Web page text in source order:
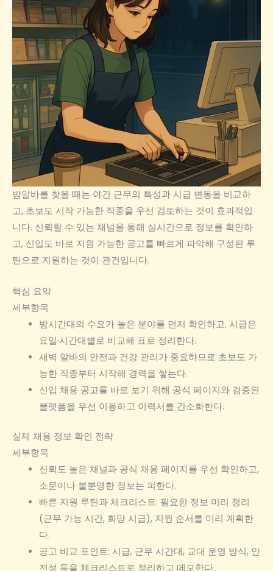
밤알바를 찾을 때는 야간 근무의 특성과 시급 변동을 비교하
고, 초보도 시작 가능한 직종을 우선 검토하는 것이 효과적입
니다. 신뢰할 수 있는 채널을 통해 실시간으로 정보를 확인하
고, 신입도 바로 지원 가능한 공고를 빠르게 파악해 구성된 루
틴으로 지원하는 것이 관건입니다.
핵심 요약
세부항목
밤시간대의 수요가 높은 분야를 먼저 확인하고, 시급은
요일·시간대별로 비교해 표로 정리한다.
새벽 알바의 안전과 건강 관리가 중요하므로 초보도 가
능한 직종부터 시작해 경력을 쌓는다.
신입 채용 공고를 바로 보기 위해 공식 페이지와 검증된
플랫폼을 우선 이용하고 이력서를 간소화한다.
실제 채용 정보 확인 전략
세부항목
신뢰도 높은 채널과 공식 채용 페이지를 우선 확인하고,
소문이나 불분명한 정보는 피한다.
빠른 지원 루틴과 체크리스트: 필요한 정보 미리 정리
(근무 가능 시간, 희망 시급), 지원 순서를 미리 계획한
다.
공고 비교 포인트: 시급, 근무 시간대, 교대 운영 방식, 안
전성 등을 체크리스트로 정리하고 메모한다.